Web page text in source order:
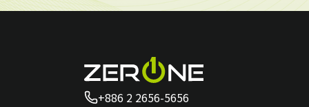
+886 2 2656-5656